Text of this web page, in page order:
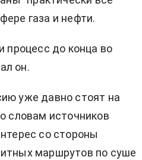
газа и нефти.
процесс до конца во
он.
уже давно стоят на
словам источников
со стороны
маршрутов по суше